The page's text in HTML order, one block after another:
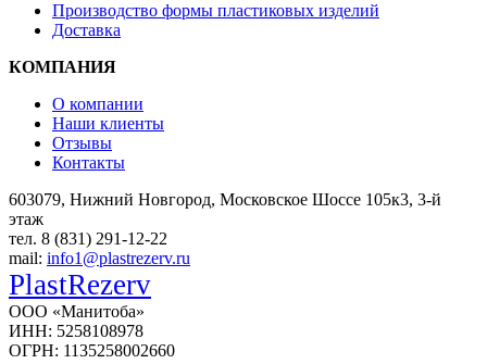
Производство формы пластиковых изделий
Доставка
КОМПАНИЯ
О компании
Наши клиенты
Отзывы
Контакты
603079, Нижний Новгород, Московское Шоссе 105к3, 3-й
этаж
тел. 8 (831) 291-12-22
mail: info1@plastrezerv.ru
PlastRezerv
ООО «Манитоба»
ИНН: 5258108978
ОГРН: 1135258002660